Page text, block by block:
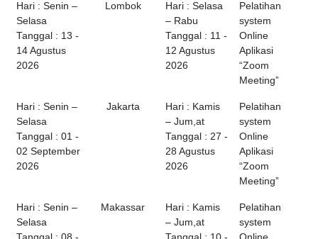
Hari : Senin –
Selasa
Tanggal : 13 -
14 Agustus
2026
Lombok
Hari : Selasa
– Rabu
Tanggal : 11 -
12 Agustus
2026
Pelatihan
system
Online
Aplikasi
“Zoom
Meeting”
Hari : Senin –
Selasa
Tanggal : 01 -
02 September
2026
Jakarta
Hari : Kamis
– Jum,at
Tanggal : 27 -
28 Agustus
2026
Pelatihan
system
Online
Aplikasi
“Zoom
Meeting”
Hari : Senin –
Selasa
Makassar
Hari : Kamis
– Jum,at
Pelatihan
system